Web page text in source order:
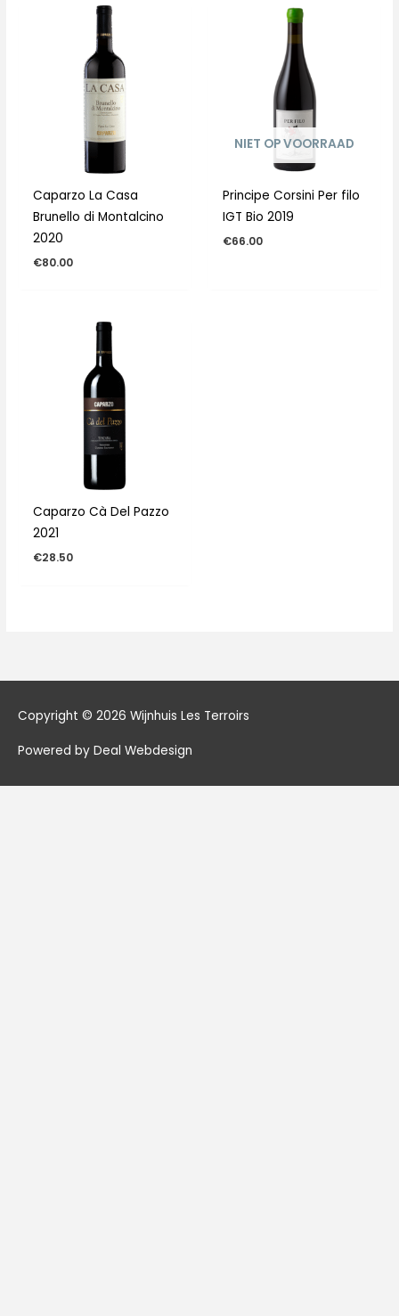
Caparzo La Casa
Brunello di Montalcino
2020
€80.00
NIET OP VOORRAAD
Principe Corsini Per filo
IGT Bio 2019
€66.00
Caparzo Cà Del Pazzo
2021
€28.50
Copyright © 2026 Wijnhuis Les Terroirs
Powered by Deal Webdesign